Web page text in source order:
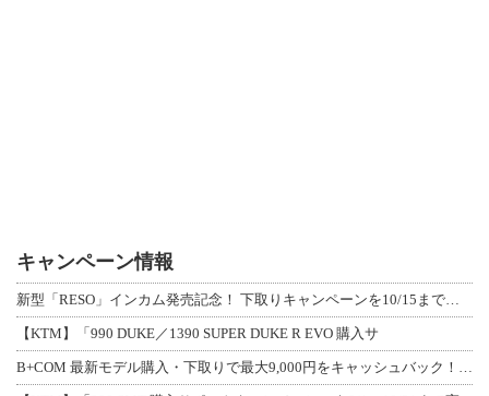
キャンペーン情報
【KTM】「990 DUKE／1390 SUPER DUKE R EVO 購入サ